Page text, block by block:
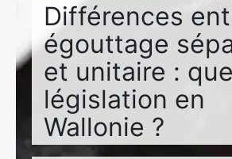
Différences
égouttage
et unitaire :
législation en
Wallonie ?